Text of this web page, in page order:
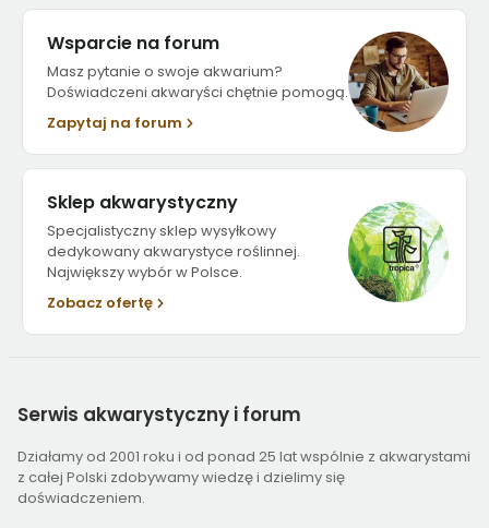
Wsparcie na forum
Masz pytanie o swoje akwarium?
Doświadczeni akwaryści chętnie pomogą.
Zapytaj na forum
Sklep akwarystyczny
Specjalistyczny sklep wysyłkowy
dedykowany akwarystyce roślinnej.
Największy wybór w Polsce.
Zobacz ofertę
Serwis akwarystyczny i forum
Działamy od 2001 roku i od ponad 25 lat wspólnie z akwarystami
z całej Polski zdobywamy wiedzę i dzielimy się
doświadczeniem.